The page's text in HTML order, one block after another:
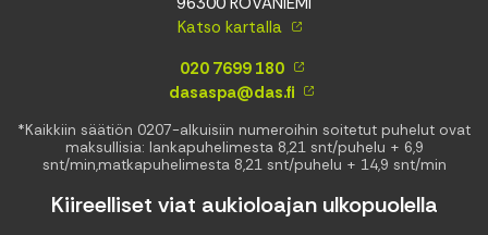
Katso kartalla
020 7699 180
dasaspa@das.fi
*Kaikkiin säätiön 0207-alkuisiin numeroihin soitetut puhelut ovat
maksullisia: lankapuhelimesta 8,21 snt/puhelu + 6,9
snt/min,matkapuhelimesta 8,21 snt/puhelu + 14,9 snt/min
Kiireelliset viat aukioloajan ulkopuolella